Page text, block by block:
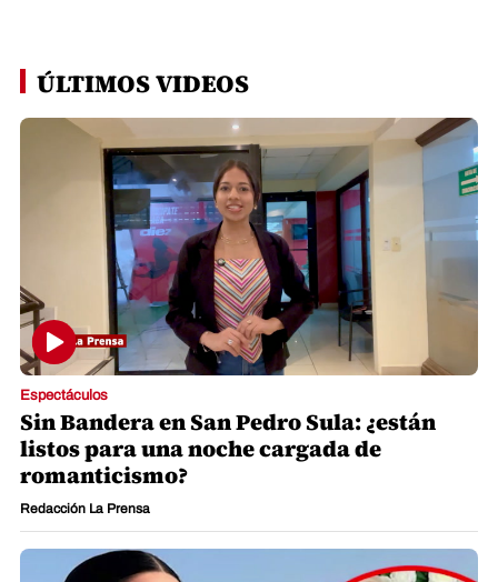
ÚLTIMOS VIDEOS
Espectáculos
Sin Bandera en San Pedro Sula: ¿están
listos para una noche cargada de
romanticismo?
Redacción La Prensa